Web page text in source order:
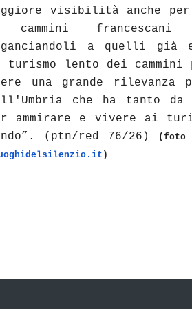
visibilità anche per
a quelli già
lento dei cammini
una grande rilevanza
che ha tanto da
ammirare e vivere ai
(ptn/red 76/26)
(foto
)